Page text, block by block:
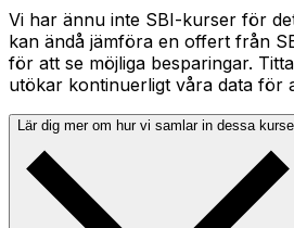
Vi har ännu inte SBI-kurser för
kan ändå jämföra en offert från
för att se möjliga besparingar.
utökar kontinuerligt våra data för
Lär dig mer om hur vi samlar in dessa